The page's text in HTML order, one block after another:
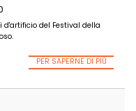
ha portato un concerto in
di fuochi d'artificio che ha